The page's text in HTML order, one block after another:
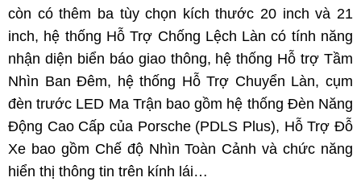
còn có thêm ba tùy chọn kích thước 20 inch và 21
inch, hệ thống Hỗ Trợ Chống Lệch Làn có tính năng
nhận diện biển báo giao thông, hệ thống Hỗ trợ Tầm
Nhìn Ban Đêm, hệ thống Hỗ Trợ Chuyển Làn, cụm
đèn trước LED Ma Trận bao gồm hệ thống Đèn Năng
Động Cao Cấp của Porsche (PDLS Plus), Hỗ Trợ Đỗ
Xe bao gồm Chế độ Nhìn Toàn Cảnh và chức năng
hiển thị thông tin trên kính lái…